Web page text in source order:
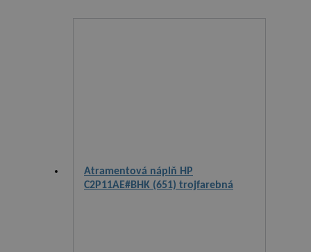
Atramentová náplň HP
C2P11AE#BHK (651) trojfarebná